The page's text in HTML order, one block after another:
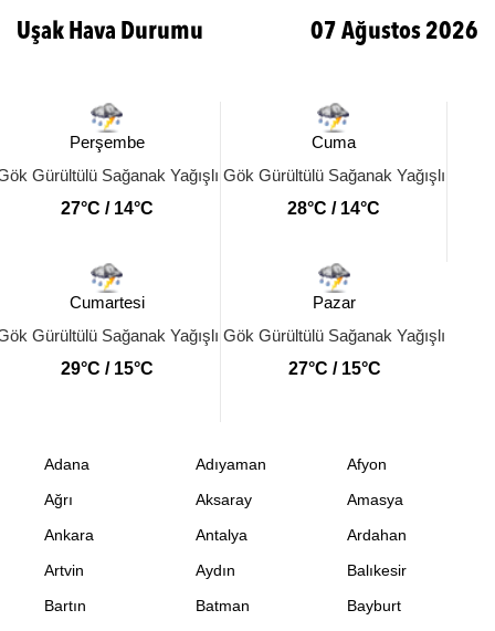
Uşak Hava Durumu 07 Ağustos 2026
Perşembe
Gürültülü Sağanak Yağışlı
27°C / 14°C
Cuma
Gök Gürültülü Sağanak Yağışlı
28°C / 14°C
Cumartesi
Gürültülü Sağanak Yağışlı
29°C / 15°C
Pazar
Gök Gürültülü Sağanak Yağışlı
27°C / 15°C
Adana Adıyaman
Afyon
Ağrı
Aksaray
Amasya
Ankara
Antalya
Ardahan
Artvin
Aydın
Balıkesir
Bartın
Batman
Bayburt